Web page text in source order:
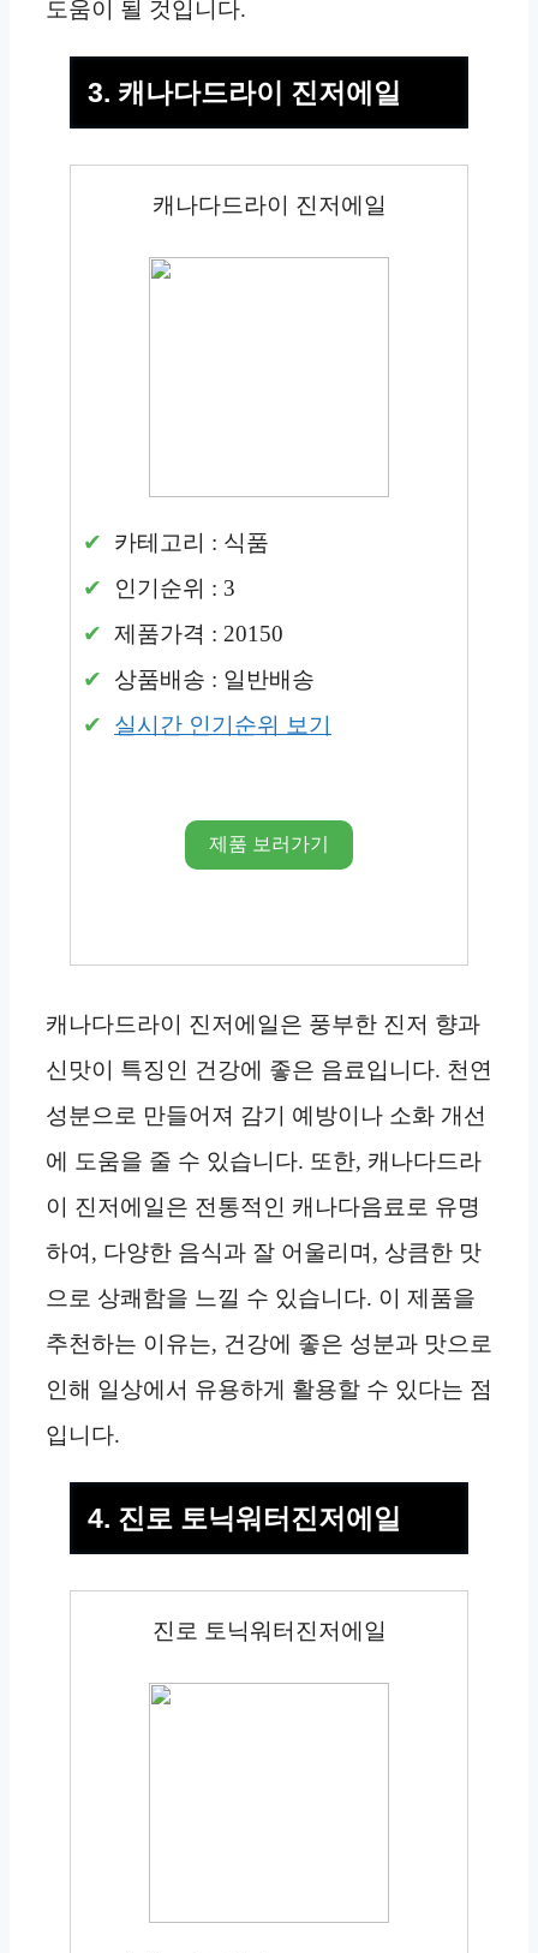
도움이 될 것입니다.
3. 캐나다드라이 진저에일
캐나다드라이 진저에일
카테고리 : 식품
인기순위 : 3
제품가격 : 20150
상품배송 : 일반배송
실시간 인기순위 보기
제품 보러가기
캐나다드라이 진저에일은 풍부한 진저 향과
신맛이 특징인 건강에 좋은 음료입니다. 천연
성분으로 만들어져 감기 예방이나 소화 개선
에 도움을 줄 수 있습니다. 또한, 캐나다드라
이 진저에일은 전통적인 캐나다음료로 유명
하여, 다양한 음식과 잘 어울리며, 상큼한 맛
으로 상쾌함을 느낄 수 있습니다. 이 제품을
추천하는 이유는, 건강에 좋은 성분과 맛으로
인해 일상에서 유용하게 활용할 수 있다는 점
입니다.
4. 진로 토닉워터진저에일
진로 토닉워터진저에일